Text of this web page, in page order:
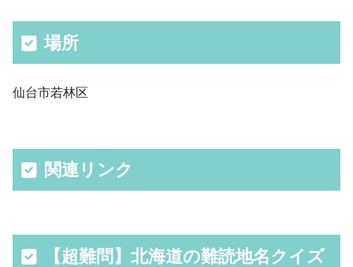
場所
仙台市若林区
関連リンク
【超難問】北海道の難読地名クイズ